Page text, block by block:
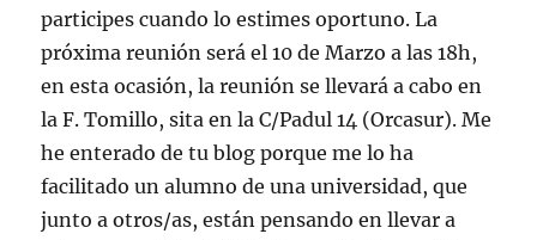
participes cuando lo estimes oportuno. La
próxima reunión será el 10 de Marzo a las 18h,
en esta ocasión, la reunión se llevará a cabo en
la F. Tomillo, sita en la C/Padul 14 (Orcasur). Me
he enterado de tu blog porque me lo ha
facilitado un alumno de una universidad, que
junto a otros/as, están pensando en llevar a